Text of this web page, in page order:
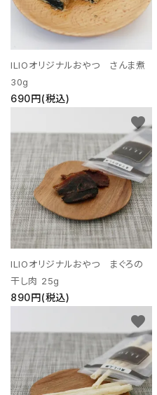
ILIOオリジナルおやつ さんま煮
30g
690円(税込)
ILIOオリジナルおやつ まぐろの
干し肉 25g
890円(税込)
favorite
favorite